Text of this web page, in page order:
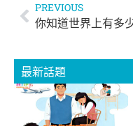
PREVIOUS
最新話題